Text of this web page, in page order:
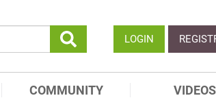
LOGIN
COMMUNITY VIDEOS